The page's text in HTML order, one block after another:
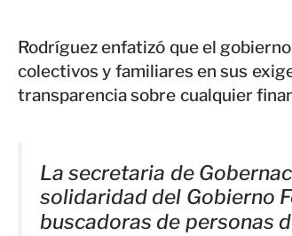
Rodríguez enfatizó que el
colectivos y familiares en sus
transparencia sobre cualquier
La secretaria de
solidaridad del Gobierno
buscadoras de personas